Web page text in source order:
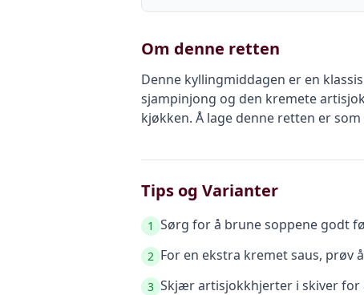
Om denne retten
Denne kyllingmiddagen er en
sjampinjong og den kremete
kjøkken. Å lage denne retten er
Tips og Varianter
1 Sørg for å brune soppene godt
2 For en ekstra kremet saus, prøv
3 Skjær artisjokkhjerter i skiver for